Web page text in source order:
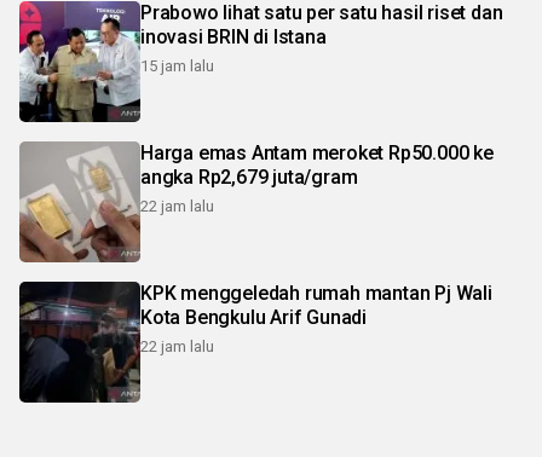
Prabowo lihat satu per satu hasil riset dan
inovasi BRIN di Istana
15 jam lalu
Harga emas Antam meroket Rp50.000 ke
angka Rp2,679 juta/gram
22 jam lalu
KPK menggeledah rumah mantan Pj Wali
Kota Bengkulu Arif Gunadi
22 jam lalu